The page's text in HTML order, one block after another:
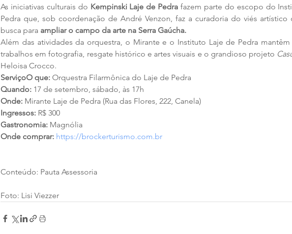
As iniciativas culturais do Kempinski Laje de Pedra fazem parte do escopo do
Pedra que, sob coordenação de André Venzon, faz a curadoria do viés artístico
busca para ampliar o campo da arte na Serra Gaúcha.
Além das atividades da orquestra, o Mirante e o Instituto Laje de Pedra
trabalhos em fotografia, resgate histórico e artes visuais e o grandioso projeto
Heloisa Crocco.
ServiçoO que: Orquestra Filarmônica do Laje de Pedra
Quando: 17 de setembro, sábado, às 17h
Onde: Mirante Laje de Pedra (Rua das Flores, 222, Canela)
Ingressos: R$ 300
Gastronomia: Magnólia
Onde comprar: https://brockerturismo.com.br
Conteúdo: Pauta Assessoria
Foto: Lisi Viezzer